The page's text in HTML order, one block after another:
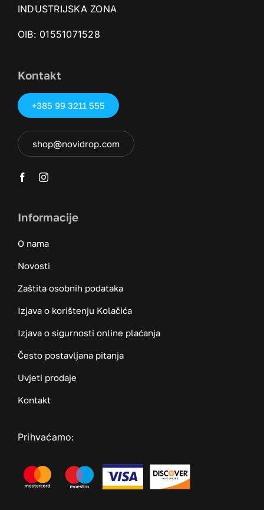
INDUSTRIJSKA ZONA
OIB: 01551071528‬
Kontakt
+385 99 3211 555
shop@novidrop.com
Informacije
O nama
Novosti
Zaštita osobnih podataka
Izjava o korištenju Kolačića
Izjava o sigurnosti online plaćanja
Često postavljana pitanja
Uvjeti prodaje
Kontakt
Prihvaćamo: